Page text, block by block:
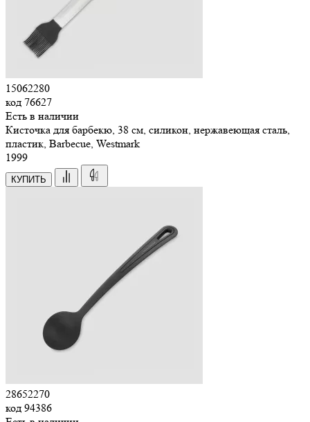
15062280
код 76627
Есть в наличии
Кисточка для барбекю, 38 см, силикон, нержавеющая сталь,
пластик, Barbecue, Westmark
1999
КУПИТЬ
28652270
код 94386